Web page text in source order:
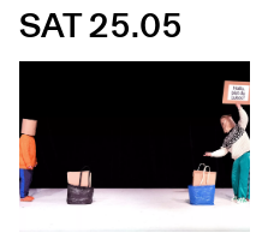
SAT 25.05